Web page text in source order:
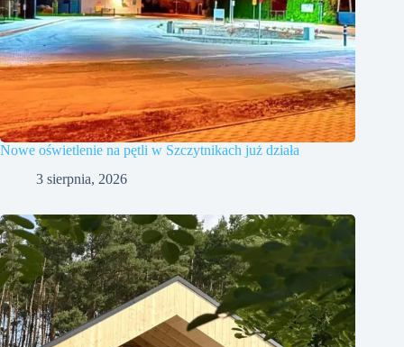
Nowe oświetlenie na pętli w Szczytnikach już działa
3 sierpnia, 2026